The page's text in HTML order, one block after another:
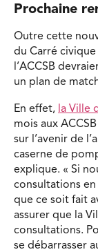
Prochaine
Outre cette
du Carré
l’ACCSB
un plan de
En effet, la Ville
mois aux
sur l’avenir de
caserne de
explique. « Si
consultations
que ce soit fait
assurer que la
consultations.
se débarrasser